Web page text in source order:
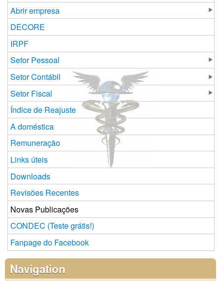
Abrir empresa
DECORE
IRPF
Setor Pessoal
Setor Contábil
Setor Fiscal
Índice de Reajuste
A doméstica
Remuneração
Links úteis
Downloads
Revisões Recentes
Novas Publicações
CONDEC (Teste grátis!)
Fanpage do Facebook
Navigation